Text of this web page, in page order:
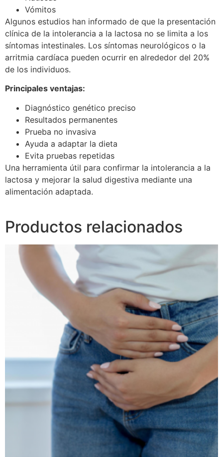
Vómitos
Algunos estudios han informado de que la presentación
clínica de la intolerancia a la lactosa no se limita a los
síntomas intestinales. Los síntomas neurológicos o la
arritmia cardíaca pueden ocurrir en alrededor del 20%
de los individuos.
Principales ventajas:
Diagnóstico genético preciso
Resultados permanentes
Prueba no invasiva
Ayuda a adaptar la dieta
Evita pruebas repetidas
Una herramienta útil para confirmar la intolerancia a la
lactosa y mejorar la salud digestiva mediante una
alimentación adaptada.
Productos relacionados